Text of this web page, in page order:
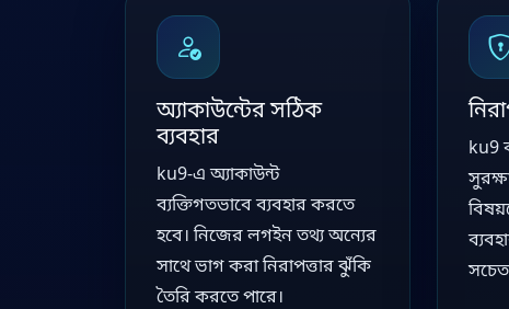
অ্যাকাউন্টের সঠিক
ব্যবহার
ku9-এ অ্যাকাউন্ট
ব্যক্তিগতভাবে ব্যবহার করতে
হবে। নিজের লগইন তথ্য অন্যের
সাথে ভাগ করা নিরাপত্তার ঝুঁকি
তৈরি করতে পারে।
ku9